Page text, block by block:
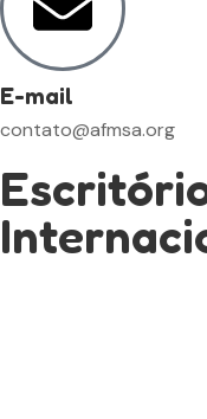
E-mail
contato@afmsa.org